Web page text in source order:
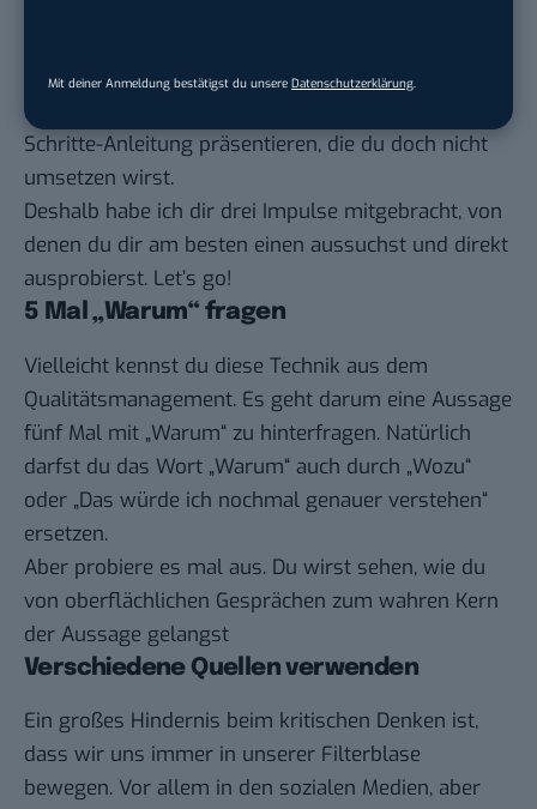
Mit deiner Anmeldung bestätigst du unsere Datenschutzerklärung.
Wie aus meinen anderen Artikeln zu „Future Work
Skills“, möchte ich dir auch hier keine trockene 10-
Schritte-Anleitung präsentieren, die du doch nicht
umsetzen wirst.
Deshalb habe ich dir drei Impulse mitgebracht, von
denen du dir am besten einen aussuchst und direkt
ausprobierst. Let’s go!
5 Mal „Warum“ fragen
Vielleicht kennst du diese Technik aus dem
Qualitätsmanagement. Es geht darum eine Aussage
fünf Mal mit „Warum“ zu hinterfragen. Natürlich
darfst du das Wort „Warum“ auch durch „Wozu“
oder „Das würde ich nochmal genauer verstehen“
ersetzen.
Aber probiere es mal aus. Du wirst sehen, wie du
von oberflächlichen Gesprächen zum wahren Kern
der Aussage gelangst
Verschiedene Quellen verwenden
Ein großes Hindernis beim kritischen Denken ist,
dass wir uns immer in unserer Filterblase
bewegen. Vor allem in den sozialen Medien, aber